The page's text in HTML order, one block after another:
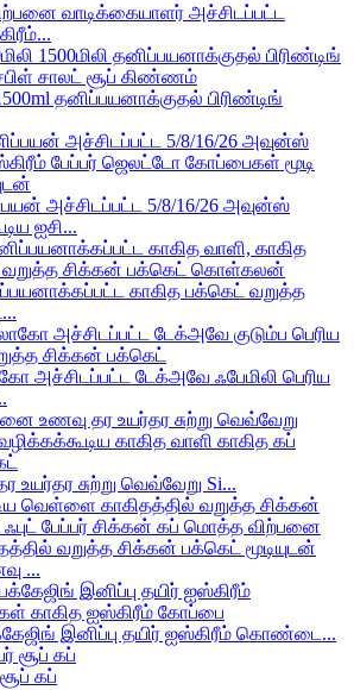
வாடிக்கையாளர் அச்சிடப்பட்ட
தனிப்பயனாக்குதல் பிரிண்டிங்
அச்சிடப்பட்ட 5/8/16/26 அவுன்ஸ்
ஐசி...
காகித பக்கெட் வறுத்த
அச்சிடப்பட்ட டேக்அவே ஃபேமிலி பெரிய
சுற்று வெவ்வேறு Si...
வறுத்த சிக்கன் பக்கெட் மூடியுடன்
...
இனிப்பு தயிர் ஐஸ்கிரீம் கொண்டை...
கப்